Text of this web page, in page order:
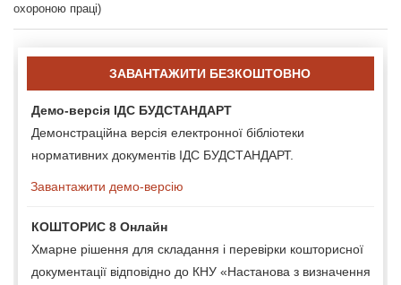
охороною праці)
ЗАВАНТАЖИТИ БЕЗКОШТОВНО
Демо-версія ІДС БУДСТАНДАРТ
Демонстраційна версія електронної бібліотеки
нормативних документів ІДС БУДСТАНДАРТ.
Завантажити демо-версію
КОШТОРИС 8 Онлайн
Хмарне рішення для складання і перевірки кошторисної
документації відповідно до КНУ «Настанова з визначення